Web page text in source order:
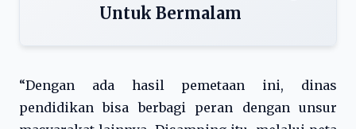
Untuk Bermalam
“Dengan ada hasil pemetaan ini, dinas
pendidikan bisa berbagi peran dengan unsur